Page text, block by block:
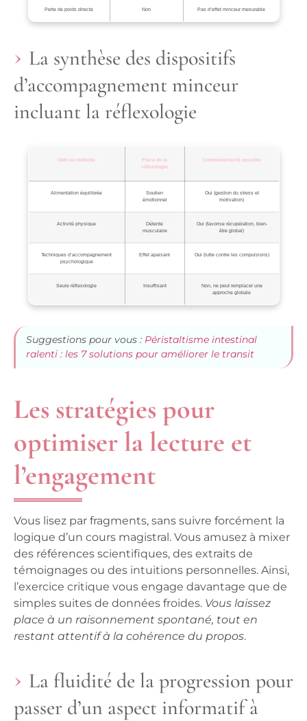
Perte de poids directe Non Pas d’effet minceur mesurable
La synthèse des dispositifs
d’accompagnement minceur
incluant la réflexologie
Outil ou méthode
Place de la
réflexologie
Complémentarité possible
Alimentation équilibrée
Soutien
émotionnel
Oui (gestion du stress et
motivation)
Activité physique
Détente
musculaire
Oui (favorise récupération, bien-
être global)
Techniques d’accompagnement
psychologique
Effet apaisant Oui (lutte contre les compulsions)
Seule réflexologie Insuffisant
Non, ne peut remplacer une
approche globale
Suggestions pour vous : Péristaltisme intestinal
ralenti : les 7 solutions pour améliorer le transit
Les stratégies pour
optimiser la lecture et
l’engagement
Vous lisez par fragments, sans suivre forcément la
logique d’un cours magistral. Vous amusez à mixer
des références scientifiques, des extraits de
témoignages ou des intuitions personnelles. Ainsi,
l’exercice critique vous engage davantage que de
simples suites de données froides. Vous laissez
place à un raisonnement spontané, tout en
restant attentif à la cohérence du propos.
La fluidité de la progression pour
passer d’un aspect informatif à